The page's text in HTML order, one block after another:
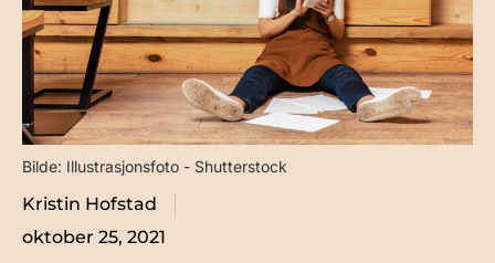
Bilde: Illustrasjonsfoto - Shutterstock
Kristin Hofstad
oktober 25, 2021